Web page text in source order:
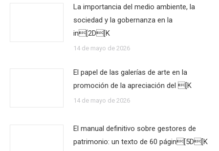
La importancia del medio ambiente, la
sociedad y la gobernanza en la
in[2D[K
14 de mayo de 2026
El papel de las galerías de arte en la
promoción de la apreciación del [K
14 de mayo de 2026
El manual definitivo sobre gestores de
patrimonio: un texto de 60 págin[5D[K